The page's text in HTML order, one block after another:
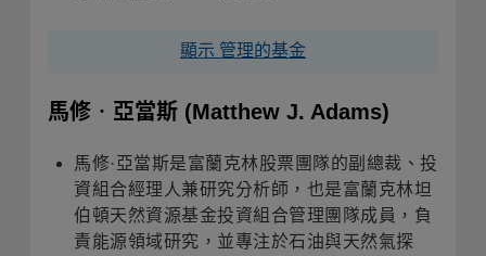
顯示 管理的基金
馬修‧亞當斯 (Matthew J. Adams)
馬修· 亞當斯是富蘭克林股票團隊的副總裁、投
資組合經理人兼研究分析師，也是富蘭克林坦
伯頓天然資源基金投資組合管理團隊成員，負
責能源領域研究，並專注於石油與天然氣探